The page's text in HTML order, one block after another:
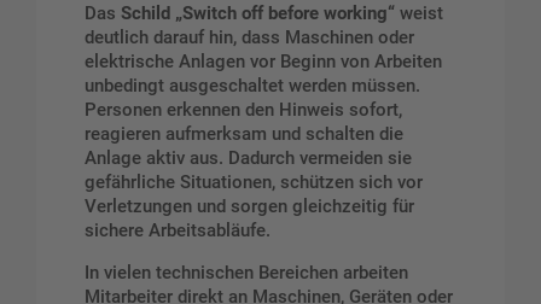
Das Schild „Switch off before working“ weist
deutlich darauf hin, dass Maschinen oder
elektrische Anlagen vor Beginn von Arbeiten
unbedingt ausgeschaltet werden müssen.
Personen erkennen den Hinweis sofort,
reagieren aufmerksam und schalten die
Anlage aktiv aus. Dadurch vermeiden sie
gefährliche Situationen, schützen sich vor
Verletzungen und sorgen gleichzeitig für
sichere Arbeitsabläufe.
In vielen technischen Bereichen arbeiten
Mitarbeiter direkt an Maschinen, Geräten oder